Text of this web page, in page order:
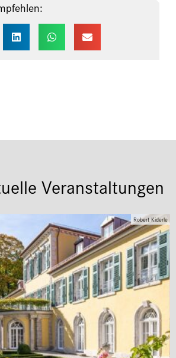
Veranstaltungen
Robert Kiderle